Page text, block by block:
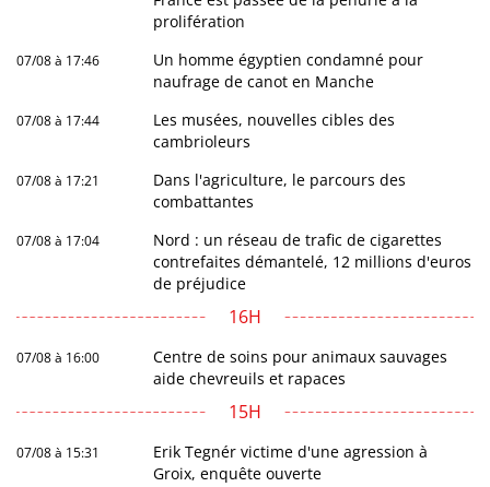
prolifération
07/08 à 17:46
Un homme égyptien condamné pour
naufrage de canot en Manche
07/08 à 17:44
Les musées, nouvelles cibles des
cambrioleurs
07/08 à 17:21
Dans l'agriculture, le parcours des
combattantes
07/08 à 17:04
Nord : un réseau de trafic de cigarettes
contrefaites démantelé, 12 millions d'euros
de préjudice
16H
07/08 à 16:00
Centre de soins pour animaux sauvages
aide chevreuils et rapaces
15H
07/08 à 15:31
Erik Tegnér victime d'une agression à
Groix, enquête ouverte